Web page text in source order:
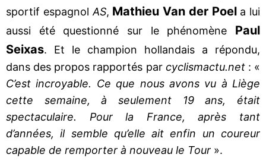
sportif espagnol AS, Mathieu Van der Poela lui
aussi été questionné sur le phénomène Paul
Seixas. Et le champion hollandais a répondu,
dans des propos rapportés par cyclismactu.net : «
C’est incroyable. Ce que nous avons vu à Liège
cette semaine, à seulement 19 ans, était
spectaculaire. Pour la France, après tant
d’années, il semble qu’elle ait enfin un coureur
capable de remporter à nouveau le Tour ».